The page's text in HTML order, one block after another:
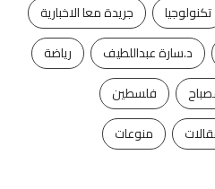
تكنولوجيا
جريدة معا الاخبارية
د.سارة عبداللطيف
رياضة
فلسطين
منوعات